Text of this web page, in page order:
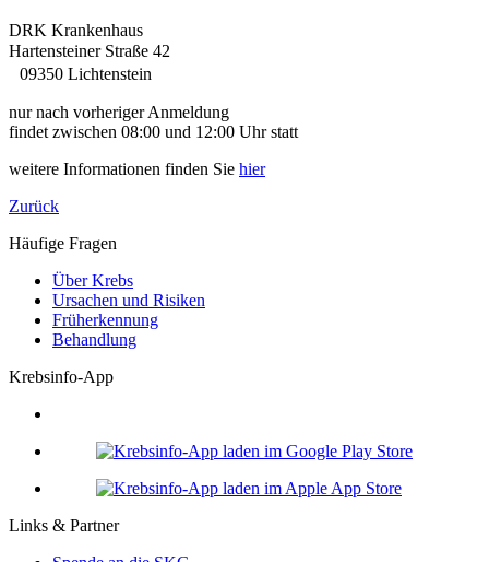
DRK Krankenhaus
Hartensteiner Straße 42
09350 Lichtenstein
nur nach vorheriger Anmeldung
findet zwischen 08:00 und 12:00 Uhr statt
weitere Informationen finden Sie hier
Zurück
Häufige Fragen
Über Krebs
Ursachen und Risiken
Früherkennung
Behandlung
Krebsinfo-App
Links & Partner